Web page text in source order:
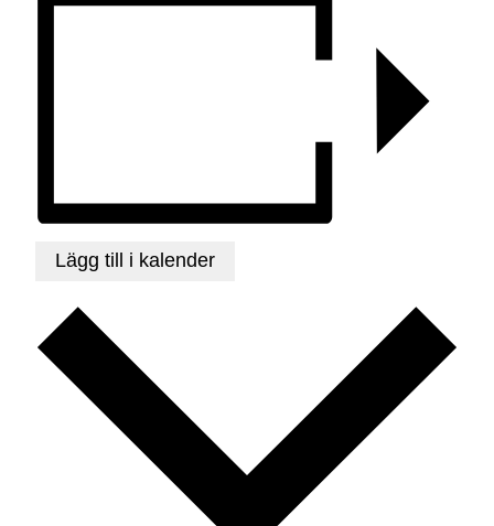
Lägg till i kalender